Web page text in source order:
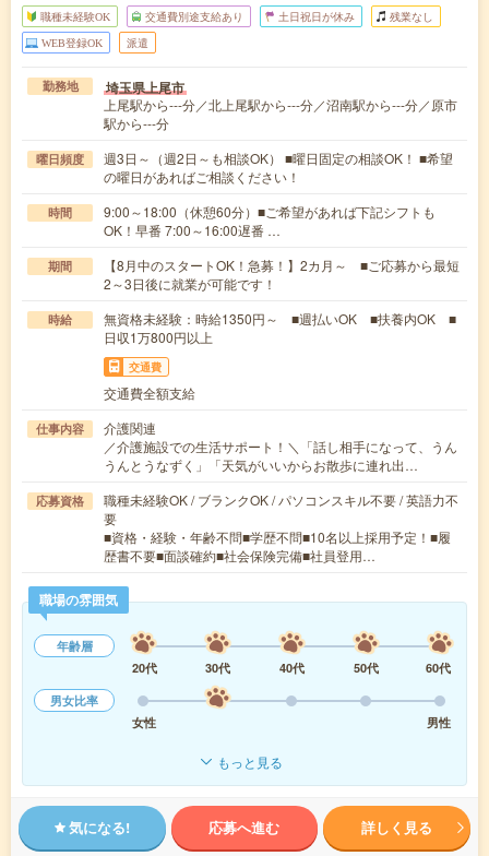
職種未経験OK 交通費別途支給あり 土日祝日が休み 残業なし
WEB登録OK 派遣
勤務地 埼玉県上尾市
上尾駅から---分／北上尾駅から---分／沼南駅から---分／原市
駅から---分
曜日頻度
週3日～（週2日～も相談OK） ■曜日固定の相談OK！ ■希望
の曜日があればご相談ください！
時間
9:00～18:00（休憩60分）■ご希望があれば下記シフトも
OK！早番 7:00～16:00遅番 …
期間
【8月中のスタートOK！急募！】2カ月～ ■ご応募から最短
2～3日後に就業が可能です！
時給
無資格未経験：時給1350円～ ■週払いOK ■扶養内OK ■
日収1万800円以上
交通費
交通費全額支給
仕事内容
介護関連
／介護施設での生活サポート！＼「話し相手になって、うん
うんとうなずく」「天気がいいからお散歩に連れ出…
応募資格
職種未経験OK / ブランクOK / パソコンスキル不要 / 英語力不
要
■資格・経験・年齢不問■学歴不問■10名以上採用予定！■履
歴書不要■面談確約■社会保険完備■社員登用…
職場の雰囲気
年齢層
20代
30代 40代 50代
60代
男女比率
女性
男性
もっと見る
気になる! 応募へ進む 詳しく見る